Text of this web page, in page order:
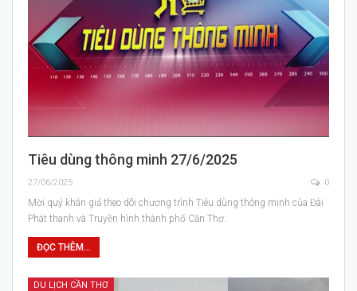
Tiêu dùng thông minh 27/6/2025
27/06/2025 0
Mời quý khán giả theo dõi chương trình Tiêu dùng thông minh của Đài
Phát thanh và Truyền hình thành phố Cần Thơ.
ĐỌC THÊM...
DU LỊCH CẦN THƠ